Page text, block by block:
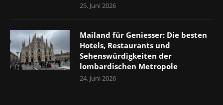
25. Juni 2026
Mailand für Geniesser: Die besten
Hotels, Restaurants und
Sehenswürdigkeiten der
lombardischen Metropole
24. Juni 2026